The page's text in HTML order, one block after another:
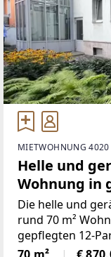
MIETWOHNUNG
Helle und
Wohnung in
großzügiger
Die helle und
rund 70 m²
gepflegten 12-
Nebenstraße.